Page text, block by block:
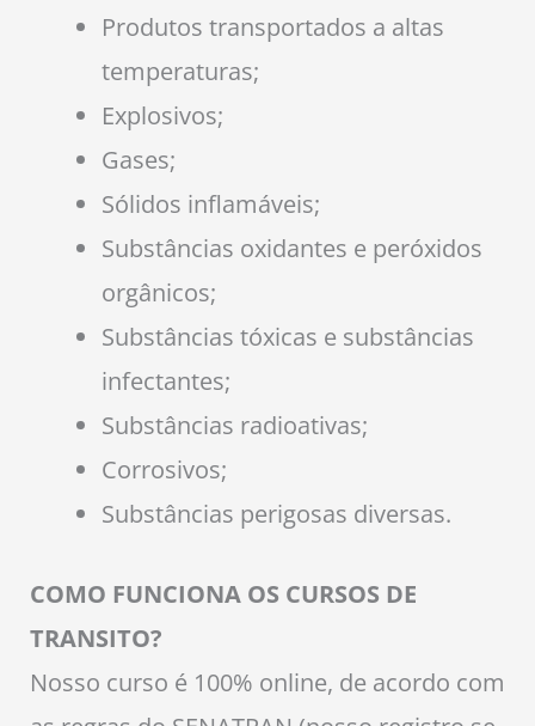
Produtos transportados a altas
temperaturas;
Explosivos;
Gases;
Sólidos inflamáveis;
Substâncias oxidantes e peróxidos
orgânicos;
Substâncias tóxicas e substâncias
infectantes;
Substâncias radioativas;
Corrosivos;
Substâncias perigosas diversas.
COMO FUNCIONA OS CURSOS DE
TRANSITO?
Nosso curso é 100% online, de acordo com